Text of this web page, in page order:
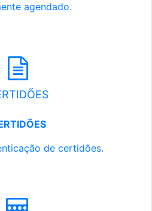
agendado.
de certidões.